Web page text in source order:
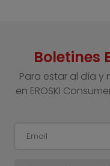
Boletines
Para estar al día
en EROSKI